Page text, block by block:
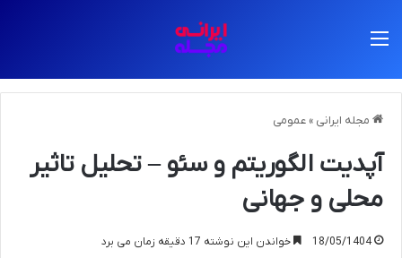
مجله ایرانی » عمومی
آپدیت الگوریتم و سئو – تحلیل تاثیر
محلی و جهانی
18/05/1404 خواندن این نوشته 17 دقیقه زمان می برد